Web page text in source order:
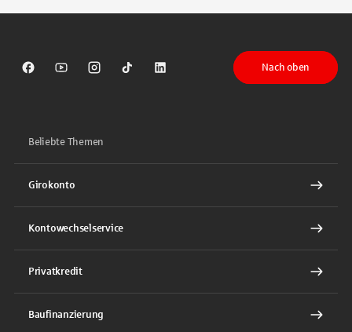
Sparkasse auf Facebook
Sparkasse auf Youtube
Sparkasse auf Instagram
Sparkasse auf TikTok
Sparkasse auf LinkedIn
Nach oben
Beliebte Themen
Girokonto
Kontowechselservice
Privatkredit
Baufinanzierung